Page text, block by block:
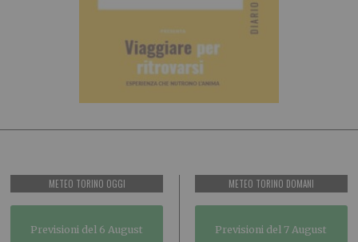
METEO TORINO OGGI
Previsioni del 6 August
METEO TORINO DOMANI
Previsioni del 7 August